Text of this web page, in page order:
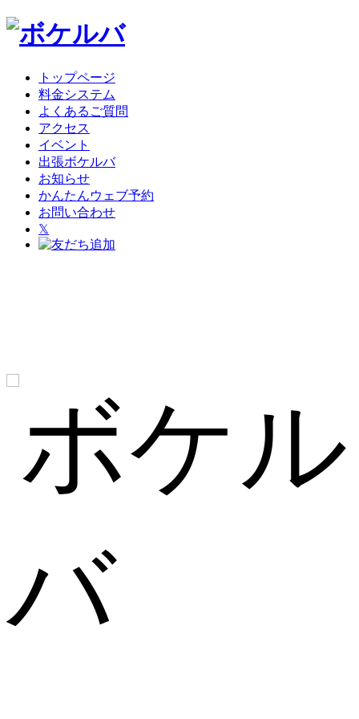
トップページ
料金システム
よくあるご質問
アクセス
イベント
出張ボケルバ
お知らせ
かんたんウェブ予約
お問い合わせ
𝕏